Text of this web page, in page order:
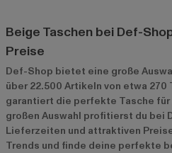
Beige Taschen bei Def-
Preise
Def-Shop bietet eine große
über 22.500 Artikeln von etwa
garantiert die perfekte Tasche
großen Auswahl profitierst du bei
Lieferzeiten und attraktiven
Trends und finde deine perfekte